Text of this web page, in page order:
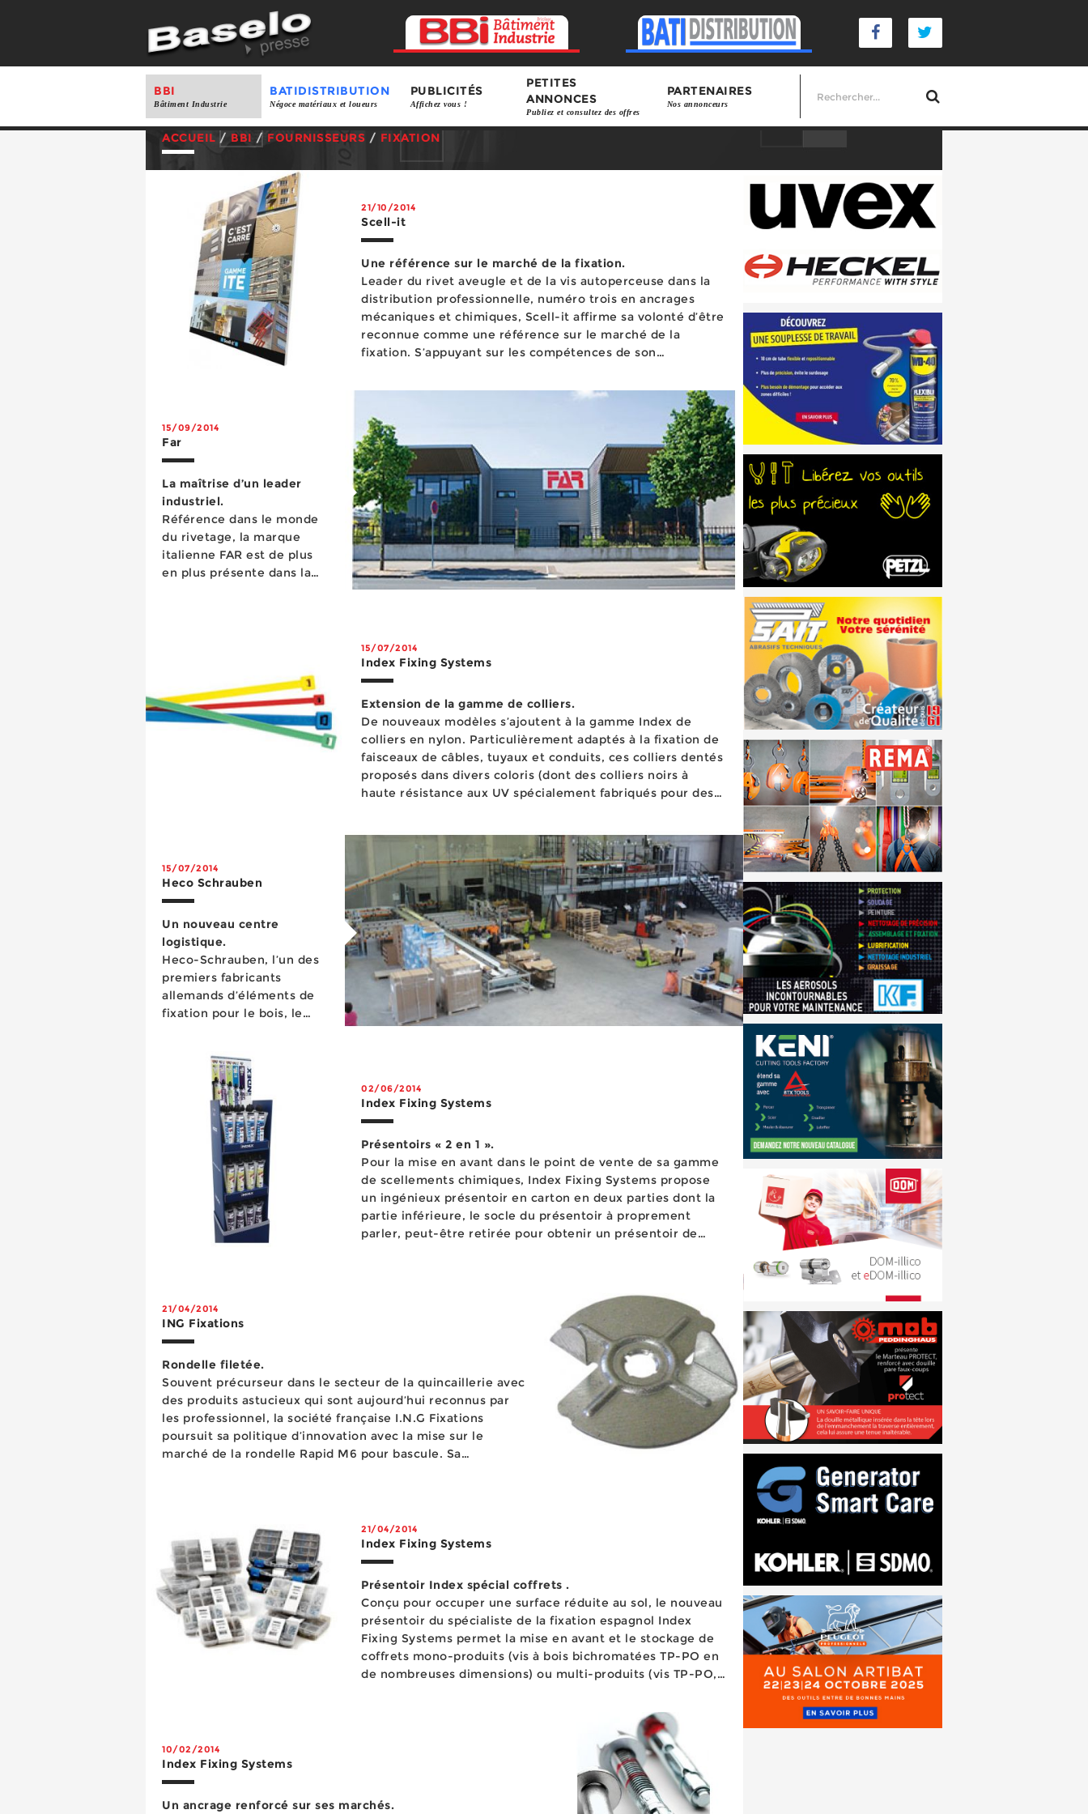
BBI
Bâtiment Industrie
BATIDISTRIBUTION
Négoce matériaux et loueurs
PUBLICITÉS
Affichez vous !
PETITES
ANNONCES
Publiez et consultez des offres
PARTENAIRES
Nos annonceurs
ACCUEIL / BBI / FOURNISSEURS / FIXATION
21/10/2014
Scell-it
Une référence sur le marché de la fixation.
Leader du rivet aveugle et de la vis autoperceuse dans la
distribution professionnelle, numéro trois en ancrages
mécaniques et chimiques, Scell-it affirme sa volonté d’être
reconnue comme une référence sur le marché de la
fixation. S’appuyant sur les compétences de son
15/09/2014
Far
La maîtrise d’un leader
industriel.
Référence dans le monde
du rivetage, la marque
italienne FAR est de plus
en plus présente dans la
15/07/2014
Index Fixing Systems
Extension de la gamme de colliers.
De nouveaux modèles s’ajoutent à la gamme Index de
colliers en nylon. Particulièrement adaptés à la fixation de
faisceaux de câbles, tuyaux et conduits, ces colliers dentés
proposés dans divers coloris (dont des colliers noirs à
haute résistance aux UV spécialement fabriqués pour des
15/07/2014
Heco Schrauben
Un nouveau centre
logistique.
Heco-Schrauben, l’un des
premiers fabricants
allemands d’éléments de
fixation pour le bois, le
lourdes, a inve...
02/06/2014
Index Fixing Systems
Présentoirs « 2 en 1 ».
Pour la mise en avant dans le point de vente de sa gamme
de scellements chimiques, Index Fixing Systems propose
un ingénieux présentoir en carton en deux parties dont la
partie inférieure, le socle du présentoir à proprement
parler, peut-être retirée pour obtenir un présentoir de
21/04/2014
ING Fixations
Rondelle filetée.
Souvent précurseur dans le secteur de la quincaillerie avec
des produits astucieux qui sont aujourd’hui reconnus par
les professionnel, la société française I.N.G Fixations
poursuit sa politique d’innovation avec la mise sur le
marché de la rondelle Rapid M6 pour bascule. Sa
21/04/2014
Index Fixing Systems
Présentoir Index spécial coffrets .
Conçu pour occuper une surface réduite au sol, le nouveau
présentoir du spécialiste de la fixation espagnol Index
Fixing Systems permet la mise en avant et le stockage de
coffrets mono-produits (vis à bois bichromatées TP-PO en
de nombreuses dimensions) ou multi-produits (vis TP-PO,
10/02/2014
Index Fixing Systems
Un ancrage renforcé sur ses marchés.